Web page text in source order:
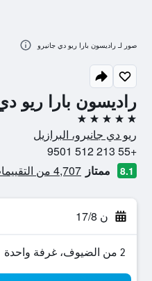
راديسون بارا ريو
5 نجوم
ريو دي جانيرو، البرازيل
+55 213 512 9501
8.1 ممتاز 4,707 من التقييمات تم التحقق منها
ن 17/8
2 من الضيوف، غرفة واحدة
صور لـ راديسون بارا ريو دي جانيرو